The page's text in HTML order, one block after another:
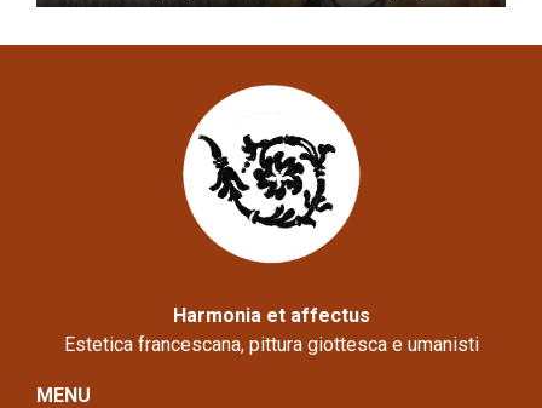
Harmonia et affectus
Estetica francescana, pittura giottesca e umanisti
MENU